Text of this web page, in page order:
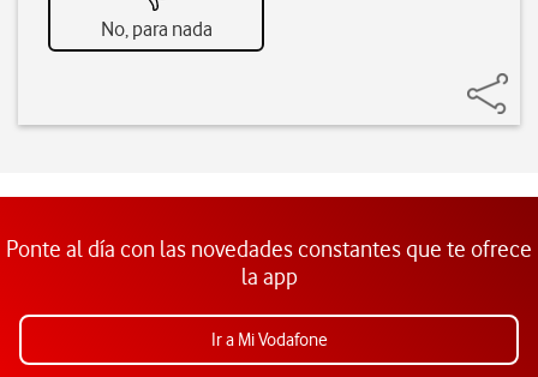
No, para nada
Ponte al día con las novedades constantes que te ofrece
la app
Ir a Mi Vodafone